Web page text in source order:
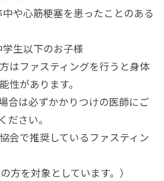
や心筋梗塞を患ったことのある
生以下のお子様
はファスティングを行うと身体
性があります。
合は必ずかかりつけの医師にご
ださい。
会で推奨しているファスティン
方を対象としています。）